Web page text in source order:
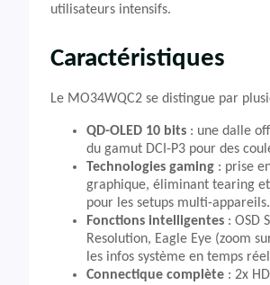
utilisateurs intensifs.
Caractéristiques
Le MO34WQC2 se distingue par
QD-OLED 10 bits : une dalle
du gamut DCI-P3 pour des
Technologies gaming : prise
graphique, éliminant tearing
pour les setups multi-appareils.
Fonctions intelligentes : OSD
Resolution, Eagle Eye (zoom
les infos système en temps
Connectique complète : 2x